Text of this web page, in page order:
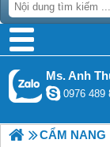
Ms. Anh
0976 489
CẨM NANG